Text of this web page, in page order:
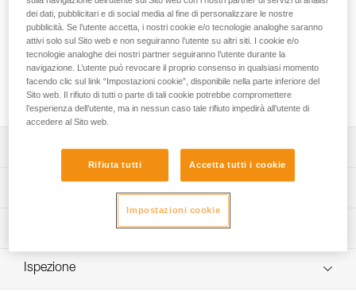
Fascia elastica di ricambio per le lampade frontali ARIA.
Cerchi la migliore lampada frontale per le tue attività?
ACCEDI ALLA GUIDA PER LA SCELTA
Descrizione
Fascia elastica di ricambio per lampade frontali ARIA 1R
RGB e ARIA 2R RGB (versioni a partire dal 2026).
Colore(i) : BLACK
Informazioni tecniche
Scarica il pdf technical-notice-Bandeau ARIA-1
Ispezione
dei dati, pubblicitari e di social media al fine di personalizzare le nostre
pubblicità. Se l’utente accetta, i nostri cookie e/o tecnologie analoghe saranno
attivi solo sul Sito web e non seguiranno l’utente su altri siti. I cookie e/o
tecnologie analoghe dei nostri partner seguiranno l’utente durante la
navigazione. L’utente può revocare il proprio consenso in qualsiasi momento
facendo clic sul link “Impostazioni cookie”, disponibile nella parte inferiore del
Sito web. Il rifiuto di tutti o parte di tali cookie potrebbe compromettere
l’esperienza dell’utente, ma in nessun caso tale rifiuto impedirà all’utente di
accedere al Sito web.
Rifiuta tutti Accetta tutti i cookie
Impostazioni cookie